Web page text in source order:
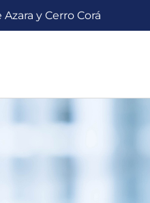
y Cerro Corá